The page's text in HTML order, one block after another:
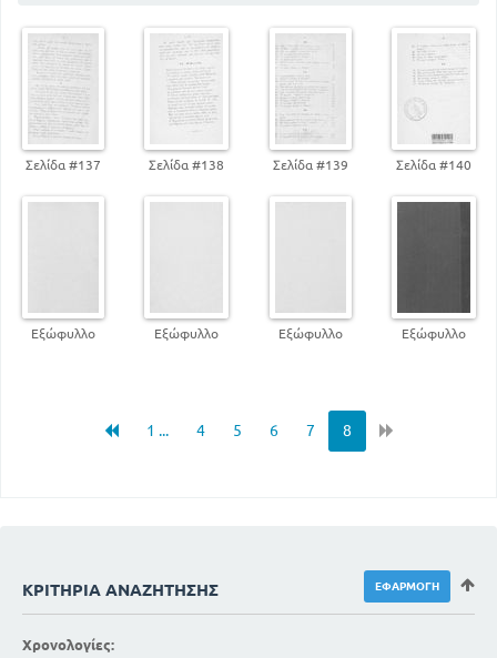
Η Κυριακή
140
Σελίδα #137 Σελίδα #138 Σελίδα #139 Σελίδα #140
Εξώφυλλο Εξώφυλλο Εξώφυλλο Εξώφυλλο
1 ... 4 5 6 7 8
ΚΡΙΤΉΡΙΑ ΑΝΑΖΉΤΗΣΗΣ
Χρονολογίες: